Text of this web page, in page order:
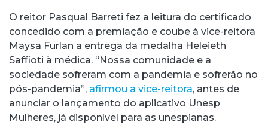
O reitor Pasqual Barreti fez a leitura do certificado
concedido com a premiação e coube à vice-reitora
Maysa Furlan a entrega da medalha Heleieth
Saffioti à médica. “Nossa comunidade e a
sociedade sofreram com a pandemia e sofrerão no
pós-pandemia”, afirmou a vice-reitora, antes de
anunciar o lançamento do aplicativo Unesp
Mulheres, já disponível para as unespianas.